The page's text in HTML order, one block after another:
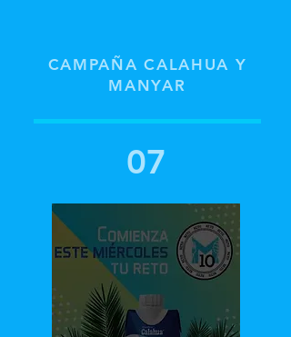
CAMPAÑA CALAHUA Y
MANYAR
07